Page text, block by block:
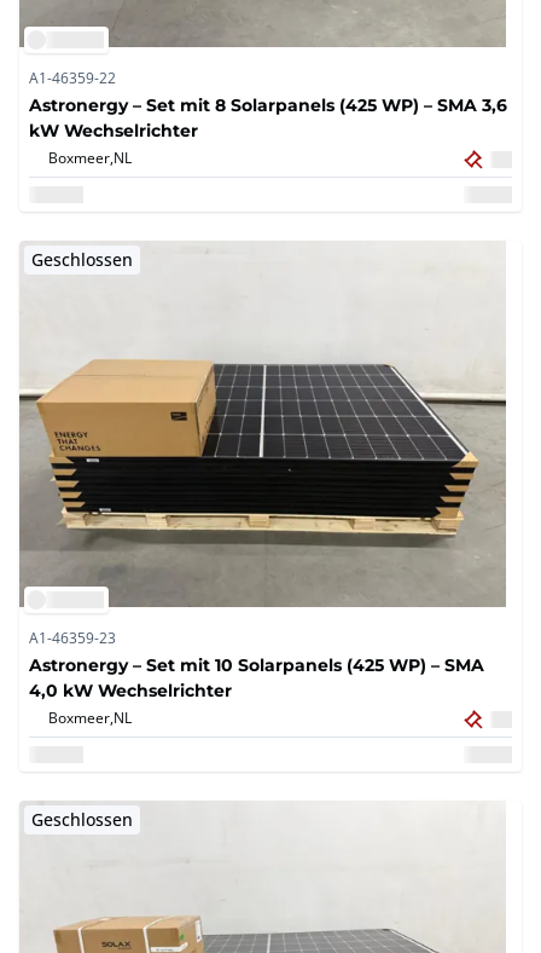
A1-46359-22
Astronergy – Set mit 8 Solarpanels (425 WP) – SMA 3,6
kW Wechselrichter
Boxmeer,NL
Geschlossen
A1-46359-23
Astronergy – Set mit 10 Solarpanels (425 WP) – SMA
4,0 kW Wechselrichter
Boxmeer,NL
Geschlossen